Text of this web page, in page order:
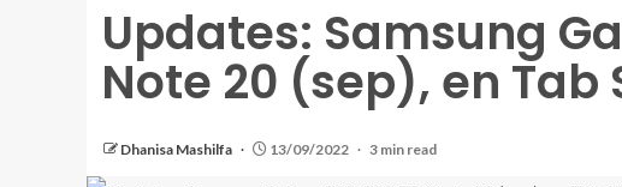
Updates: Samsung
Note 20 (sep), en Tab
Dhanisa Mashilfa 13/09/2022 3 min read